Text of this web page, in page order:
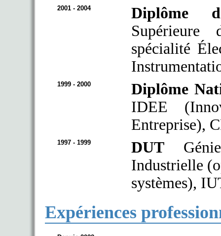
2001 - 2004
Diplôme
Supérieure
spécialité
1999 - 2000
Diplôme
IDEE
Entreprise),
1997 - 1999 DUTGénie
Industrielle
systèmes),
Expériences